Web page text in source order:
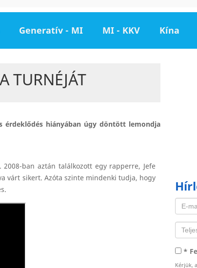
Generatív - MI MI - KKV Kína
TURNÉJÁT
érdeklődés hiányában úgy döntött lemondja
ban aztán találkozott egy rapperre, Jefe
várt sikert. Azóta szinte mindenki tudja, hogy
*
Kérjük,